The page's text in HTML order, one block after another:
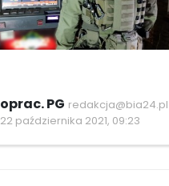
oprac. PG redakcja@bia24.pl
22 października 2021, 09:23